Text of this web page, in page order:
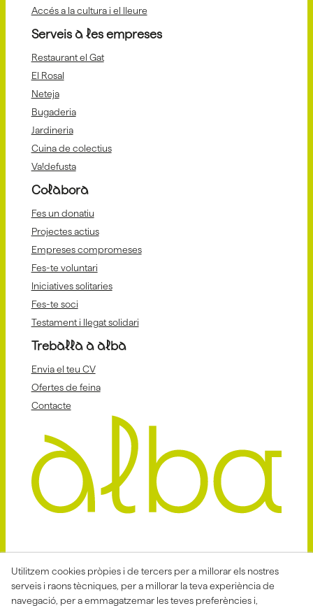
Accés a la cultura i el lleure
Serveis a les empreses
Restaurant el Gat
El Rosal
Neteja
Bugaderia
Jardineria
Cuina de colectius
Va!defusta
Colabora
Fes un donatiu
Projectes actius
Empreses compromeses
Fes-te voluntari
Iniciatives solitaries
Fes-te soci
Testament i llegat solidari
Treballa a alba
Envia el teu CV
Ofertes de feina
Contacte
Política de Cookies Condicions de venda
Utilitzem cookies pròpies i de tercers per a millorar els nostres
serveis i raons tècniques, per a millorar la teva experiència de
navegació, per a emmagatzemar les teves preferències i,